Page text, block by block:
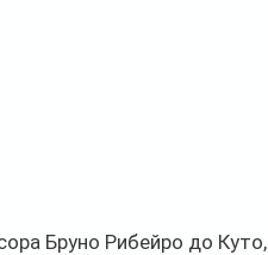
Бруно Рибейро до Куто,